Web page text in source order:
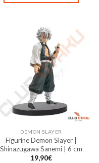
a
plusieurs
variations.
Les
options
peuvent
être
choisies
sur
page
du
produit
DEMON SLAYER
Figurine Demon Slayer |
Shinazugawa Sanemi | 6 cm
19,90€